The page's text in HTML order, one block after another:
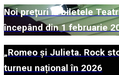
Noi prețuri la biletele
începând din 1 februarie
„Romeo și Julieta. Rock
turneu național în 2026